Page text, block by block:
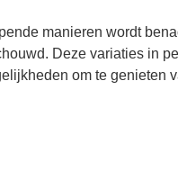
manieren wordt
Deze variaties in
om te genieten